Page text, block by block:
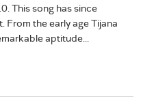
This song has since
From the early age Tijana
aptitude...